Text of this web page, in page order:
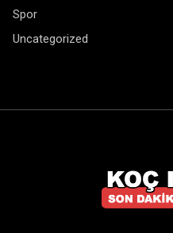
Spor
Uncategorized